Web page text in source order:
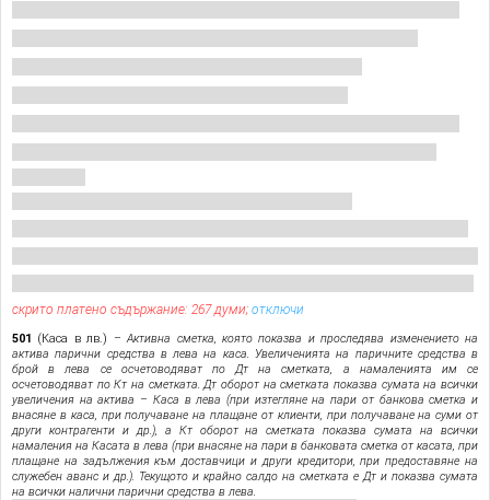
скрито платено съдържание: 267 думи; отключи
501 (Каса в лв.) – Активна сметка, която показва и проследява изменението на
актива парични средства в лева на каса. Увеличенията на паричните средства в
брой в лева се осчетоводяват по Дт на сметката, а намаленията им се
осчетоводяват по Кт на сметката. Дт оборот на сметката показва сумата на всички
увеличения на актива – Каса в лева (при изтегляне на пари от банкова сметка и
внасяне в каса, при получаване на плащане от клиенти, при получаване на суми от
други контрагенти и др.), а Кт оборот на сметката показва сумата на всички
намаления на Касата в лева (при внасяне на пари в банковата сметка от касата, при
плащане на задължения към доставчици и други кредитори, при предоставяне на
служебен аванс и др.). Текущото и крайно салдо на сметката е Дт и показва сумата
на всички налични парични средства в лева.